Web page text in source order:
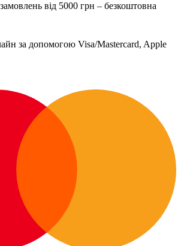
від 5000 грн – безкоштовна
за допомогою Visa/Mastercard, Apple